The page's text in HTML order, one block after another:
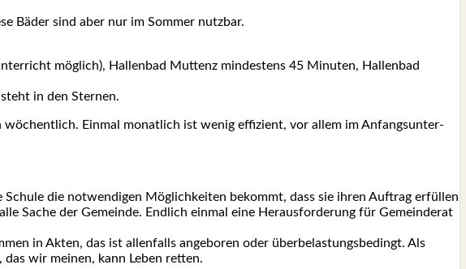
Bäder sind aber nur im Som­mer nutz­bar.
mög­lich), Hal­len­bad Mut­tenz min­des­tens 45 Minu­ten, Hal­len­bad
in den Ster­nen.
Ein­mal monat­lich ist wenig effi­zi­ent, vor allem im Anfangs­un­ter­
die not­wen­di­gen Mög­lich­kei­ten bekommt, dass sie ihren Auf­trag erfül­len
Sache der Gemein­de. End­lich ein­mal eine Her­aus­for­de­rung für Gemein­de­rat
in Akten, das ist allen­falls ange­bo­ren oder über­be­las­tungs­be­dingt. Als
wir mei­nen, kann Leben ret­ten.